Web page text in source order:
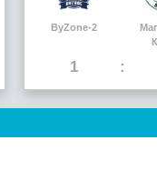
ByZone-2
1